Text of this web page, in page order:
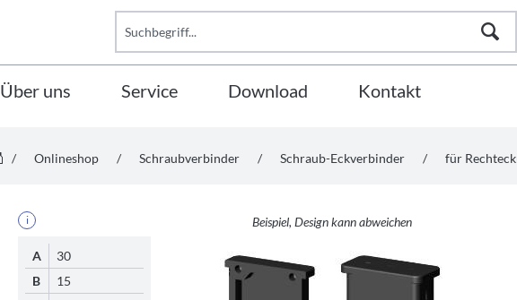
Über uns Service Download Kontakt
/ Onlineshop / Schraubverbinder / Schraub-Eckverbinder / für
i
A
30
B
15
Beispiel, Design kann abweichen